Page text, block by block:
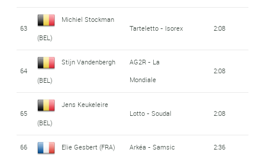
63
Michiel Stockman
(BEL)
Tarteletto - Isorex 2:08
64
Stijn Vandenbergh
(BEL)
AG2R - La
Mondiale
2:08
65
Jens Keukeleire
(BEL)
Lotto - Soudal 2:08
66 Elie Gesbert (FRA) Arkéa - Samsic 2:36